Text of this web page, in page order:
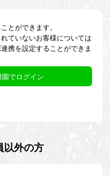
とができます。
ていないお客様については
携を設定することができま
でログイン
以外の方